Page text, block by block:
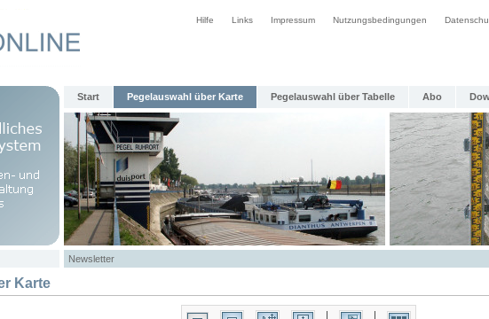
Hilfe Links Impressum Nutzungsbedingungen
Start Pegelauswahl über Karte Pegelauswahl über Tabelle Abo
Newsletter
Karte